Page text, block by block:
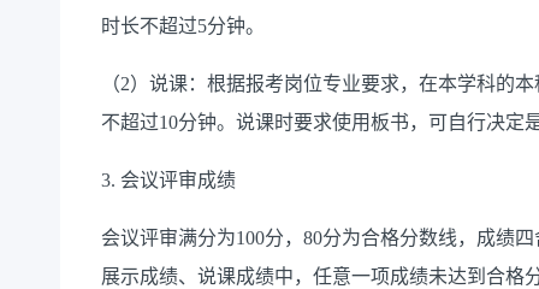
时长不超过5分钟。
（2）说课：根据报考岗位专业要求，在本学科的
不超过10分钟。说课时要求使用板书，可自行决定
3. 会议评审成绩
会议评审满分为100分，80分为合格分数线，成绩
展示成绩、说课成绩中，任意一项成绩未达到合格